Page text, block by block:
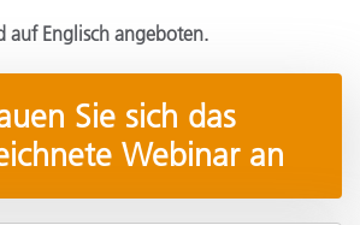
auf Englisch angeboten.
Sie sich das
Webinar an